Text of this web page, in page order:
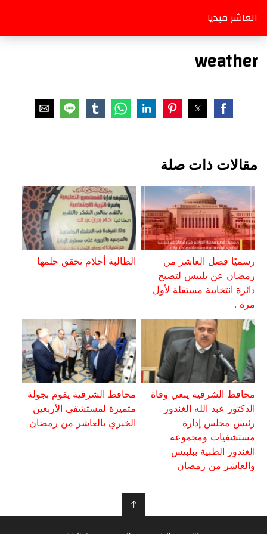
العاشر ميديا
weather
مقالات ذات صلة
رسميًا فصل العاشر من
رمضان عن بلبيس لتصبح
دائرة انتخابية مستقلة لأول
مرة .
الطالبة أحلام تحقق حلمها
محافظ الشرقية ينعي وفاة
الدكتور عبد الله الغندور
رئيس مجلس إدارة
مستشفيات ومجموعة
الغندور الطبية ببلبيس
والعاشر من رمضان
محافظ الشرقية يقوم بجولة
متميزة لمستشفى الأربعين
الخيري بالعاشر من رمضان
↑